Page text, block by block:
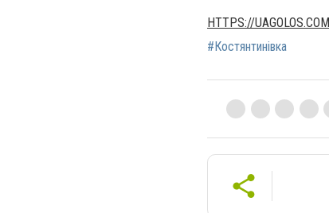
HTTPS://UAGOLOS.COM
#Костянтинівка